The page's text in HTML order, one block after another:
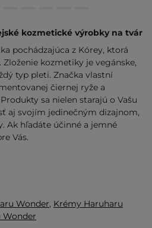
kozmetické výrobky na tvár
pochádzajúca z Kórey, ktorá
kozmetiky je vegánske,
typ pleti. Značka vlastní
čiernej ryže a
sa nielen starajú o Vašu
aj svojím jedinečným dizajnom,
Ak hľadáte účinné a jemné
Vás.
Wonder, Krémy Haruharu
Wonder